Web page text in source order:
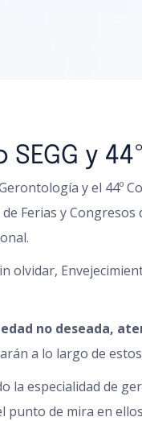
y
y el 44º
de Ferias y
olvidar,
no deseada,
a lo largo de
la especialidad de
punto de mira en